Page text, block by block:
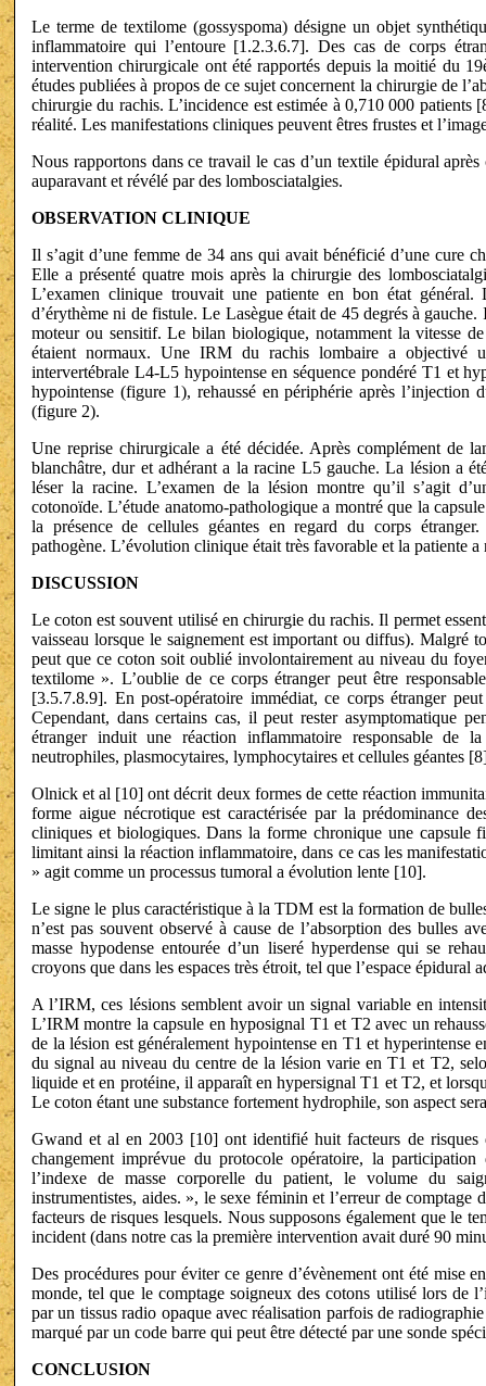
Le terme de textilome (gossyspoma) désigne un objet
inflammatoire qui l’entoure [1.2.3.6.7]. Des cas de corps
intervention chirurgicale ont été rapportés depuis la moitié du
études publiées à propos de ce sujet concernent la chirurgie de
chirurgie du rachis. L’incidence est estimée à 0,710 000 patients
réalité. Les manifestations cliniques peuvent êtres frustes et
Nous rapportons dans ce travail le cas d’un textile épidural
auparavant et révélé par des lombosciatalgies.
OBSERVATION CLINIQUE
Il s’agit d’une femme de 34 ans qui avait bénéficié d’une cure
Elle a présenté quatre mois après la chirurgie des
L’examen clinique trouvait une patiente en bon état
d’érythème ni de fistule. Le Lasègue était de 45 degrés à
moteur ou sensitif. Le bilan biologique, notamment la vitesse
étaient normaux. Une IRM du rachis lombaire a objectivé
intervertébrale L4-L5 hypointense en séquence pondéré T1 et
hypointense (figure 1), rehaussé en périphérie après l’injection
(figure 2).
Une reprise chirurgicale a été décidée. Après complément de
blanchâtre, dur et adhérant a la racine L5 gauche. La lésion a
léser la racine. L’examen de la lésion montre qu’il s’agit
cotonoïde. L’étude anatomo-pathologique a montré que la
la présence de cellules géantes en regard du corps
pathogène. L’évolution clinique était très favorable et la patiente
DISCUSSION
Le coton est souvent utilisé en chirurgie du rachis. Il permet
vaisseau lorsque le saignement est important ou diffus). Malgré
peut que ce coton soit oublié involontairement au niveau du
textilome ». L’oublie de ce corps étranger peut être
[3.5.7.8.9]. En post-opératoire immédiat, ce corps étranger
Cependant, dans certains cas, il peut rester asymptomatique
étranger induit une réaction inflammatoire responsable de
neutrophiles, plasmocytaires, lymphocytaires et cellules géantes
Olnick et al [10] ont décrit deux formes de cette réaction
forme aigue nécrotique est caractérisée par la prédominance
cliniques et biologiques. Dans la forme chronique une capsule
limitant ainsi la réaction inflammatoire, dans ce cas les
» agit comme un processus tumoral a évolution lente [10].
Le signe le plus caractéristique à la TDM est la formation de
n’est pas souvent observé à cause de l’absorption des bulles
masse hypodense entourée d’un liseré hyperdense qui se
croyons que dans les espaces très étroit, tel que l’espace épidural
A l’IRM, ces lésions semblent avoir un signal variable en
L’IRM montre la capsule en hyposignal T1 et T2 avec un
de la lésion est généralement hypointense en T1 et
du signal au niveau du centre de la lésion varie en T1 et T2,
liquide et en protéine, il apparaît en hypersignal T1 et T2, et
Le coton étant une substance fortement hydrophile, son aspect
Gwand et al en 2003 [10] ont identifié huit facteurs de risques
changement imprévue du protocole opératoire, la
l’indexe de masse corporelle du patient, le volume du
instrumentistes, aides. », le sexe féminin et l’erreur de comptage
facteurs de risques lesquels. Nous supposons également que le
incident (dans notre cas la première intervention avait duré 90
Des procédures pour éviter ce genre d’évènement ont été mise
monde, tel que le comptage soigneux des cotons utilisé lors de
par un tissus radio opaque avec réalisation parfois de
marqué par un code barre qui peut être détecté par une sonde
CONCLUSION